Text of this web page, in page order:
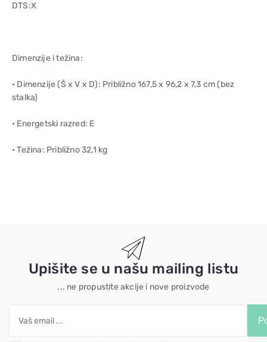
DTS:X
Dimenzije i težina:
• Dimenzije (Š x V x D): Približno 167,5 x 96,2 x 7,3 cm (bez
stalka)
• Energetski razred: E
• Težina: Približno 32,1 kg
Upišite se u našu mailing listu
... ne propustite akcije i nove proizvode